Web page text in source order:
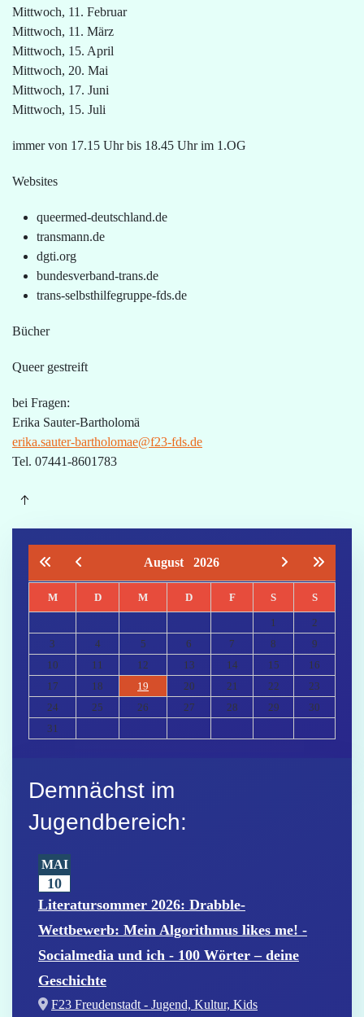
Mittwoch, 11. Februar
Mittwoch, 11. März
Mittwoch, 15. April
Mittwoch, 20. Mai
Mittwoch, 17. Juni
Mittwoch, 15. Juli
immer von 17.15 Uhr bis 18.45 Uhr im 1.OG
Websites
queermed-deutschland.de
transmann.de
dgti.org
bundesverband-trans.de
trans-selbsthilfegruppe-fds.de
Bücher
Queer gestreift
bei Fragen:
Erika Sauter-Bartholomä
erika.sauter-bartholomae@f23-fds.de
Tel. 07441-8601783
August 2026
M D M D F S S
1
2
3
4 5 6 7 8
9
10
11 12 13 14 15
16
17
18 19 20 21 22
23
24
25 26 27 28 29
30
31
Demnächst im
Jugendbereich:
MAI
10
Literatursommer 2026: Drabble-
Wettbewerb: Mein Algorithmus likes me! -
Socialmedia und ich - 100 Wörter – deine
Geschichte
F23 Freudenstadt - Jugend, Kultur, Kids